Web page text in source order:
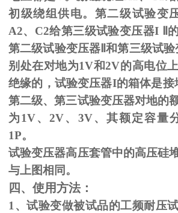
初级绕组供电。第二级试验变
A2、C2给第三级试验变压器I Ⅱ
第二级试验变压器Ⅱ和第三级试
别处在对地为1V和2V的高电位
绝缘的，试验变压器I的箱体是接
第二级、第三试验变压器对地的
为1V、2V、3V、其额定容量
1P。
试验变压器高压套管中的高压硅
与上图相同。
四、使用方法：
1、试验变做被试品的工频耐压